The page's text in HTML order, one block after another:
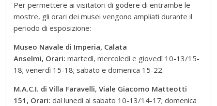
Per permettere ai visitatori di godere di entrambe le
mostre, gli orari dei musei vengono ampliati durante il
periodo di esposizione:
Museo Navale di Imperia, Calata
Anselmi, Orari: martedì, mercoledì e giovedì 10-13/15-
18; venerdì 15-18; sabato e domenica 15-22.
M.A.C.I. di Villa Faravelli,Viale Giacomo Matteotti
151, Orari: dal lunedì al sabato 10-13/14-17; domenica